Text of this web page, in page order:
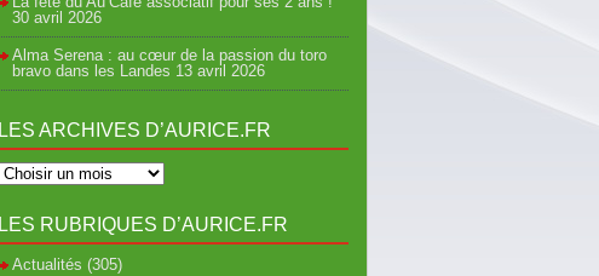
30 avril 2026
Alma Serena : au cœur de la passion du toro
bravo dans les Landes 13 avril 2026
LES ARCHIVES D’AURICE.FR
LES RUBRIQUES D’AURICE.FR
Actualités (305)